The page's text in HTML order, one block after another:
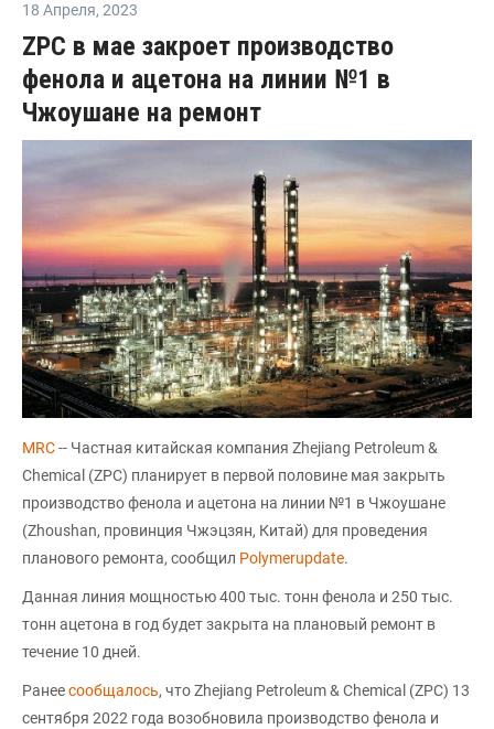
18 Апреля, 2023
ZPC в мае закроет производство
фенола и ацетона на линии №1 в
Чжоушане на ремонт
MRC-- Частная китайская компания Zhejiang Petroleum &
Chemical (ZPC) планирует в первой половине мая закрыть
производство фенола и ацетона на линии №1 в Чжоушане
(Zhoushan, провинция Чжэцзян, Китай) для проведения
планового ремонта, сообщил Polymerupdate.
Данная линия мощностью 400 тыс. тонн фенола и 250 тыс.
тонн ацетона в год будет закрыта на плановый ремонт в
течение 10 дней.
Ранеесообщалось, что Zhejiang Petroleum & Chemical (ZPC) 13
сентября 2022 года возобновила производство фенола и